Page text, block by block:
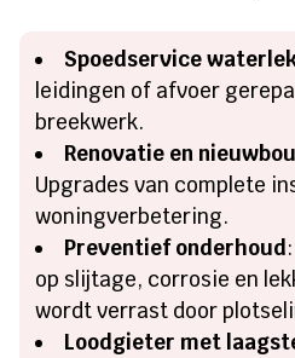
Spoedservice
leidingen of afvoer
breekwerk.
Renovatie en
Upgrades van complete
woningverbetering.
Preventief onderhoud
op slijtage, corrosie en
wordt verrast door
Loodgieter met